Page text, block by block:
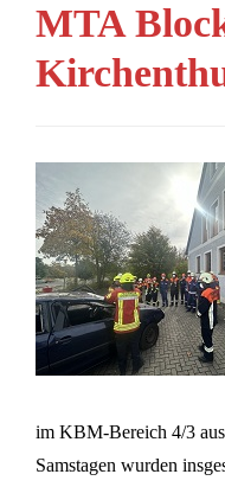
MTA
im KBM-Bereich 4/3
Samstagen wurden